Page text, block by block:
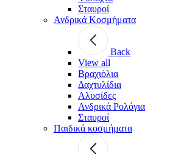
Σταυροί
Ανδρικά Κοσμήματα
Back
View all
Βραχιόλια
Δαχτυλίδια
Αλυσίδες
Ανδρικά Ρολόγια
Σταυροί
Παιδικά κοσμήματα